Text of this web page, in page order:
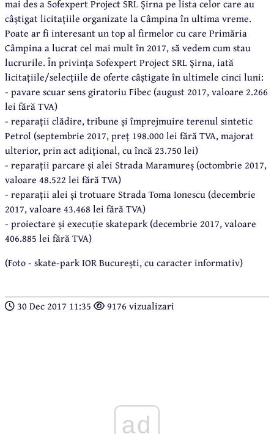
mai des a Sofexpert Project SRL Șirna pe lista celor care au
câștigat licitațiile organizate la Câmpina în ultima vreme.
Poate ar fi interesant un top al firmelor cu care Primăria
Câmpina a lucrat cel mai mult în 2017, să vedem cum stau
lucrurile. În privința Sofexpert Project SRL Șirna, iată
licitațiile/selecțiile de oferte câștigate în ultimele cinci luni:
- pavare scuar sens giratoriu Fibec (august 2017, valoare 2.266
lei fără TVA)
- reparații clădire, tribune și împrejmuire terenul sintetic
Petrol (septembrie 2017, preț 198.000 lei fără TVA, majorat
ulterior, prin act adițional, cu încă 23.750 lei)
- reparații parcare și alei Strada Maramureș (octombrie 2017,
valoare 48.522 lei fără TVA)
- reparații alei și trotuare Strada Toma Ionescu (decembrie
2017, valoare 43.468 lei fără TVA)
- proiectare și execuție skatepark (decembrie 2017, valoare
406.885 lei fără TVA)
(Foto - skate-park IOR București, cu caracter informativ)
30 Dec 2017 11:35 9176 vizualizari
ad